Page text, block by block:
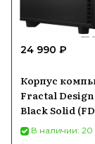
24 990 ₽
Корпус
Fractal Design
Black Solid
A01)В наличии: 20